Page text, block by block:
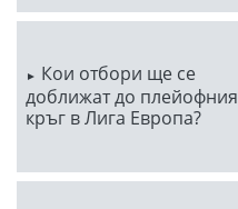
Кои отбори ще се
доближат до плейофния
кръг в Лига Европа?